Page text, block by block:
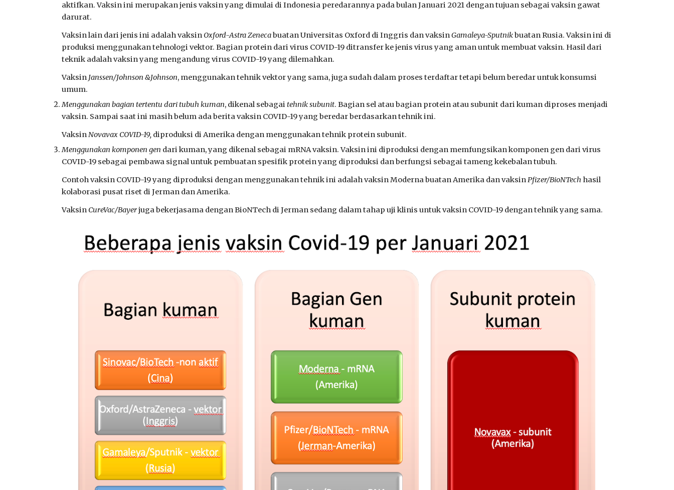
aktifkan. Vaksin ini merupakan jenis vaksin yang dimulai di Indonesia peredarannya pada bulan Januari 2021 dengan tujuan sebagai vaksin gawat
darurat.
Vaksin lain dari jenis ini adalah vaksin Oxford-Astra Zenecabuatan Universitas Oxford di Inggris dan vaksinGamaleya-Sputnikbuatan Rusia. Vaksin ini di
produksi menggunakan tehnologi vektor. Bagian protein dari virus COVID-19 ditransfer ke jenis virus yang aman untuk membuat vaksin. Hasil dari
teknik adalah vaksin yang mengandung virus COVID-19 yang dilemahkan.
Vaksin Janssen/Johnson &Johnson, menggunakan tehnik vektor yang sama, juga sudah dalam proses terdaftar tetapi belum beredar untuk konsumsi
umum.
Menggunakan bagian tertentu dari tubuh kuman, dikenal sebagaitehnik subunit. Bagian sel atau bagian protein atau subunit dari kuman diproses menjadi
vaksin. Sampai saat ini masih belum ada berita vaksin COVID-19 yang beredar berdasarkan tehnik ini.
VaksinNovavax COVID-19, diproduksi di Amerika dengan menggunakan tehnik protein subunit.
Menggunakan komponen gen dari kuman, yang dikenal sebagai mRNA vaksin. Vaksin ini diproduksi dengan memfungsikan komponen gen dari virus
COVID-19 sebagai pembawa signal untuk pembuatan spesifik protein yang diproduksi dan berfungsi sebagai tameng kekebalan tubuh.
Contoh vaksin COVID-19 yang diproduksi dengan menggunakan tehnik ini adalah vaksin Moderna buatan Amerika dan vaksinPfizer/BioNTech hasil
kolaborasi pusat riset di Jerman dan Amerika.
Vaksin CureVac/Bayerjuga bekerjasama dengan BioNTech di Jerman sedang dalam tahap uji klinis untuk vaksin COVID-19 dengan tehnik yang sama.